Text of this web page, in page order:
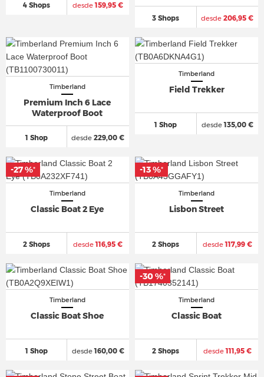
4 Shops desde159,95 €
3 Shops desde 206,95 €
Timberland
Premium Inch 6 Lace
Waterproof Boot
1 Shop desde 229,00 €
Timberland
Field Trekker
1 Shop desde135,00 €
Timberland
Classic Boat 2 Eye
2 Shops desde116,95 €
-27 %*
Timberland
Lisbon Street
2 Shops desde117,99 €
-13 %*
Timberland
Classic Boat Shoe
1 Shop desde160,00 €
Timberland
Classic Boat
2 Shops desde111,95 €
-30 %*